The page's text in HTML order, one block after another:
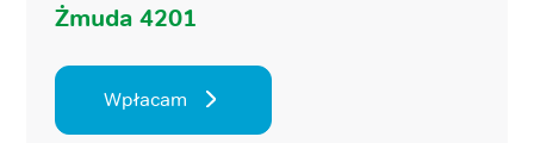
Żmuda 4201
Wpłacam